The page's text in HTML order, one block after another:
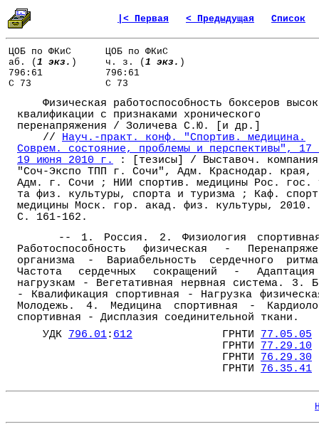
|< Первая < Предыдущая Список
ЦОБ по ФКиС
аб. ( 1 экз. )
796:61
С 73
ЦОБ по ФКиС
ч. з. ( 1 экз. )
796:61
С 73
Физическая работоспособность боксеров
квалификации с признаками хронического
перенапряжения / Золичева С.Ю. [и др.]
// Науч.-практ. конф. "Спортив. медицина.
Соврем. состояние, проблемы и перспективы", 17
19 июня 2010 г.
: [тезисы] / Выставоч. компания
"Соч-Экспо ТПП г. Сочи", Адм. Краснодар. края,
Адм. г. Сочи ; НИИ спортив. медицины Рос. гос.
та физ. культуры, спорта и туризма ; Каф.
медицины Моск. гор. акад. физ. культуры, 2010.
С. 161-162.
-- 1. Россия. 2. Физиология
Работоспособность физическая -
организма - Вариабельность сердечного
Частота сердечных сокращений -
нагрузкам - Вегетативная нервная система. 3.
- Квалификация спортивная - Нагрузка
Молодежь. 4. Медицина спортивная -
спортивная - Дисплазия соединительной ткани.
УДК 796.01: 612 ГРНТИ 77.05.05
ГРНТИ 77.29.10
ГРНТИ 76.29.30
ГРНТИ 76.35.41